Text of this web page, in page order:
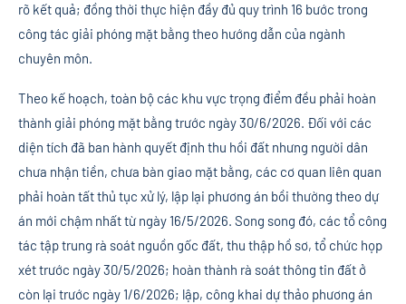
rõ kết quả; đồng thời thực hiện đầy đủ quy trình 16 bước trong
công tác giải phóng mặt bằng theo hướng dẫn của ngành
chuyên môn.
Theo kế hoạch, toàn bộ các khu vực trọng điểm đều phải hoàn
thành giải phóng mặt bằng trước ngày 30/6/2026. Đối với các
diện tích đã ban hành quyết định thu hồi đất nhưng người dân
chưa nhận tiền, chưa bàn giao mặt bằng, các cơ quan liên quan
phải hoàn tất thủ tục xử lý, lập lại phương án bồi thường theo dự
án mới chậm nhất từ ngày 16/5/2026. Song song đó, các tổ công
tác tập trung rà soát nguồn gốc đất, thu thập hồ sơ, tổ chức họp
xét trước ngày 30/5/2026; hoàn thành rà soát thông tin đất ở
còn lại trước ngày 1/6/2026; lập, công khai dự thảo phương án